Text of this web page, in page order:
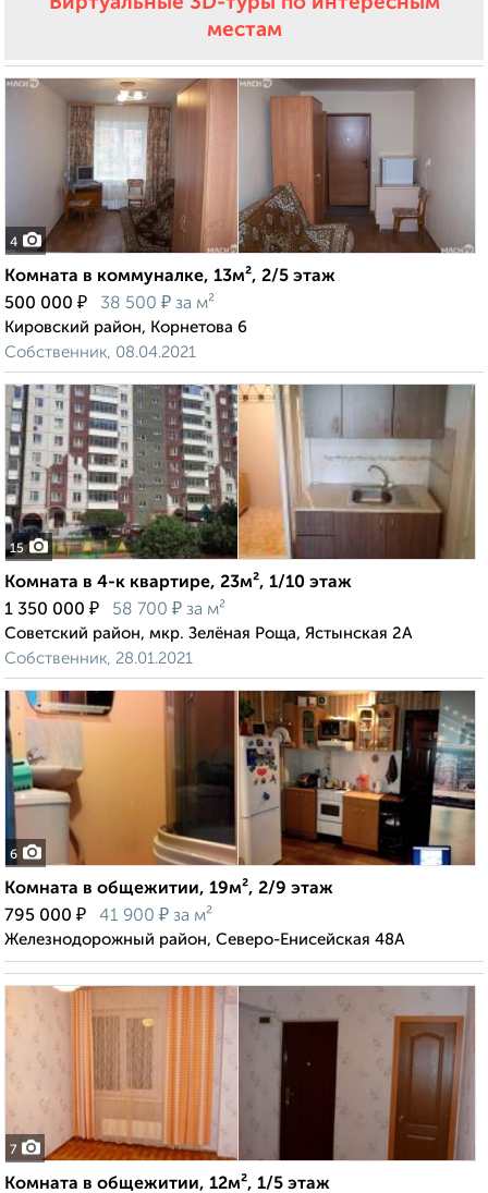
местам
4
Комната в коммуналке, 13м², 2/5 этаж
500 000 ₽ 38 500 ₽ за м²
Кировский район, Корнетова 6
Собственник, 08.04.2021
15
Комната в 4-к квартире, 23м², 1/10 этаж
1 350 000 ₽ 58 700 ₽ за м²
Советский район, мкр. Зелёная Роща, Ястынская 2А
Собственник, 28.01.2021
6
Комната в общежитии, 19м², 2/9 этаж
795 000 ₽ 41 900 ₽ за м²
Железнодорожный район, Северо-Енисейская 48А
7
Комната в общежитии, 12м², 1/5 этаж